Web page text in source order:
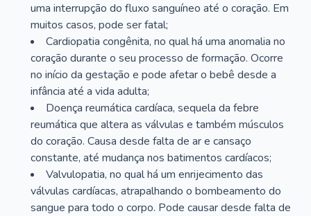
uma interrupção do fluxo sanguíneo até o coração. Em
muitos casos, pode ser fatal;
Cardiopatia congênita, no qual há uma anomalia no
coração durante o seu processo de formação. Ocorre
no início da gestação e pode afetar o bebê desde a
infância até a vida adulta;
Doença reumática cardíaca, sequela da febre
reumática que altera as válvulas e também músculos
do coração. Causa desde falta de ar e cansaço
constante, até mudança nos batimentos cardíacos;
Valvulopatia, no qual há um enrijecimento das
válvulas cardíacas, atrapalhando o bombeamento do
sangue para todo o corpo. Pode causar desde falta de